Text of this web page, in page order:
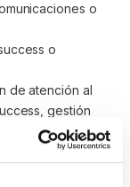
o
o
de atención al
gestión